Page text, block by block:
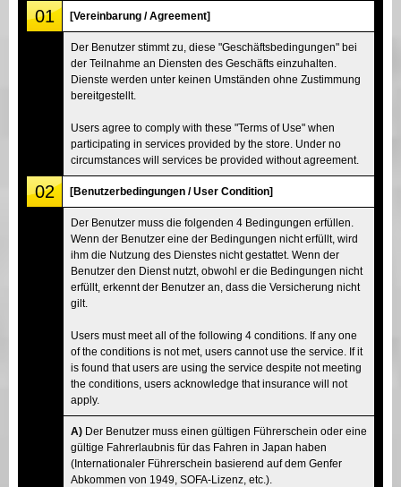
01 [Vereinbarung / Agreement]
Der Benutzer stimmt zu, diese "Geschäftsbedingungen" bei
der Teilnahme an Diensten des Geschäfts einzuhalten.
Dienste werden unter keinen Umständen ohne Zustimmung
bereitgestellt.
Users agree to comply with these "Terms of Use" when
participating in services provided by the store. Under no
circumstances will services be provided without agreement.
02 [Benutzerbedingungen / User Condition]
Der Benutzer muss die folgenden 4 Bedingungen erfüllen.
Wenn der Benutzer eine der Bedingungen nicht erfüllt, wird
ihm die Nutzung des Dienstes nicht gestattet. Wenn der
Benutzer den Dienst nutzt, obwohl er die Bedingungen nicht
erfüllt, erkennt der Benutzer an, dass die Versicherung nicht
gilt.
Users must meet all of the following 4 conditions. If any one
of the conditions is not met, users cannot use the service. If it
is found that users are using the service despite not meeting
the conditions, users acknowledge that insurance will not
apply.
A) Der Benutzer muss einen gültigen Führerschein oder eine
gültige Fahrerlaubnis für das Fahren in Japan haben
(Internationaler Führerschein basierend auf dem Genfer
Abkommen von 1949, SOFA-Lizenz, etc.).